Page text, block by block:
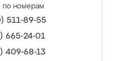
по номерам
511-89-55
665-24-01
409-68-13